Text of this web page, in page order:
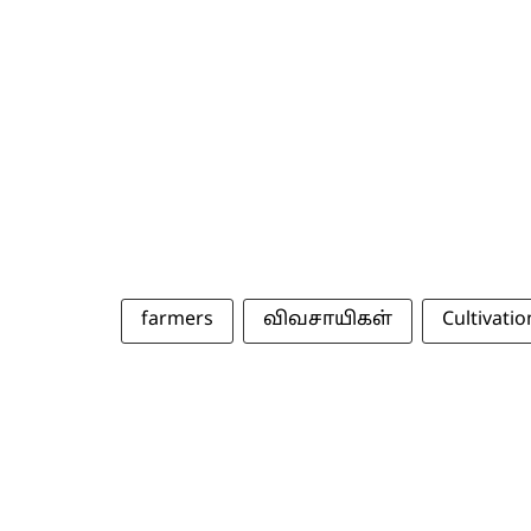
farmers விவசாயிகள்